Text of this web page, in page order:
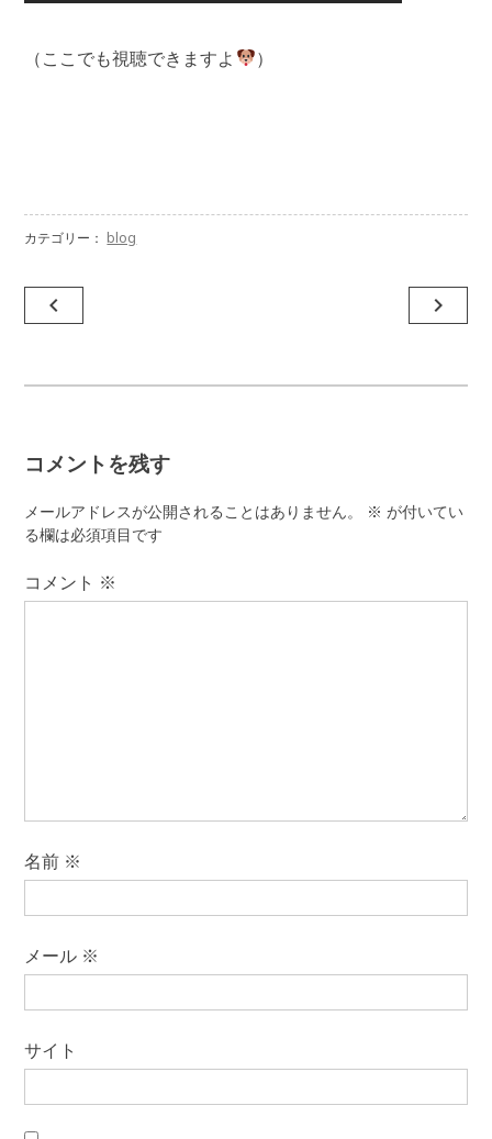
（ここでも視聴できますよ ）
カテゴリー： blog
投
稿
ー
シ
ョ
navigate_before navigate_next
コメントを残す
メールアドレスが公開されることはありません。 ※ が付いてい
る欄は必須項目です
コメント ※
名前 ※
メール ※
サイト